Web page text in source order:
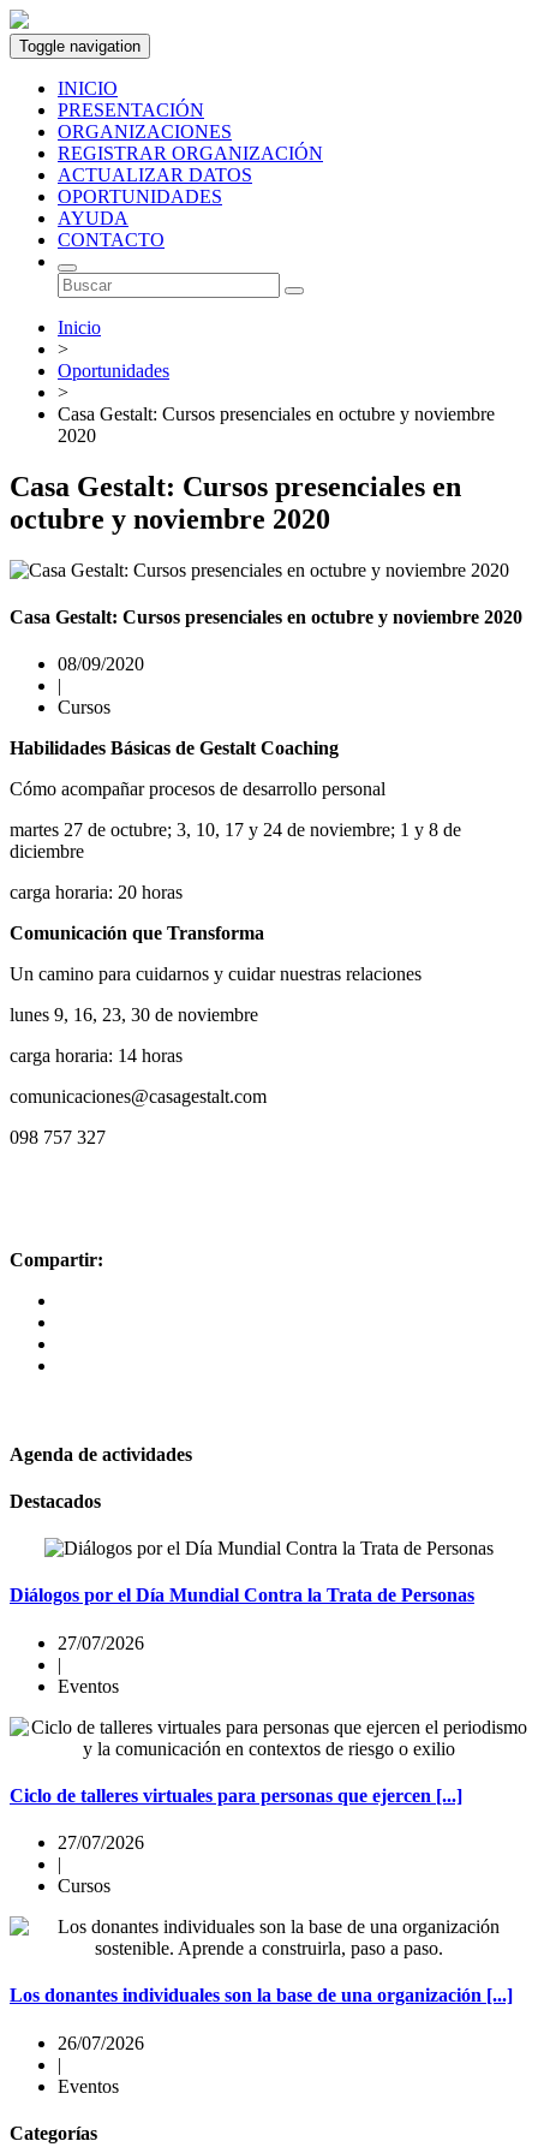
Toggle navigation
INICIO
PRESENTACIÓN
ORGANIZACIONES
REGISTRAR ORGANIZACIÓN
ACTUALIZAR DATOS
OPORTUNIDADES
AYUDA
CONTACTO
Inicio
>
Oportunidades
>
Casa Gestalt: Cursos presenciales en octubre y noviembre
2020
Casa Gestalt: Cursos presenciales en
octubre y noviembre 2020
Casa Gestalt: Cursos presenciales en octubre y noviembre 2020
08/09/2020
|
Cursos
Habilidades Básicas de Gestalt Coaching
Cómo acompañar procesos de desarrollo personal
martes 27 de octubre; 3, 10, 17 y 24 de noviembre; 1 y 8 de
diciembre
carga horaria: 20 horas
Comunicación que Transforma
Un camino para cuidarnos y cuidar nuestras relaciones
lunes 9, 16, 23, 30 de noviembre
carga horaria: 14 horas
comunicaciones@casagestalt.com
098 757 327
Compartir:
Agenda de actividades
Destacados
Diálogos por el Día Mundial Contra la Trata de Personas
27/07/2026
|
Eventos
Ciclo de talleres virtuales para personas que ejercen [...]
27/07/2026
|
Cursos
Los donantes individuales son la base de una organización [...]
26/07/2026
|
Eventos
Categorías